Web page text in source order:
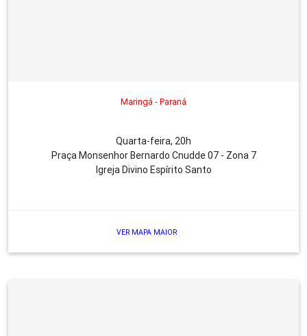
Maringá - Paraná
Quarta-feira, 20h
Praça Monsenhor Bernardo Cnudde 07 - Zona 7
Igreja Divino Espírito Santo
VER MAPA MAIOR